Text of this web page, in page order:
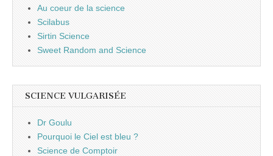
Au coeur de la science
Scilabus
Sirtin Science
Sweet Random and Science
SCIENCE VULGARISÉE
Dr Goulu
Pourquoi le Ciel est bleu ?
Science de Comptoir